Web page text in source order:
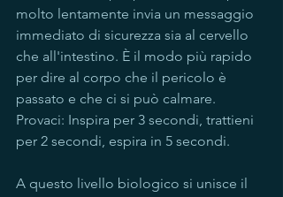
molto lentamente invia un messaggio
immediato di sicurezza sia al cervello
che all'intestino. È il modo più rapido
per dire al corpo che il pericolo è
passato e che ci si può calmare.
Provaci: Inspira per 3 secondi, trattieni
per 2 secondi, espira in 5 secondi.
A questo livello biologico si unisce il